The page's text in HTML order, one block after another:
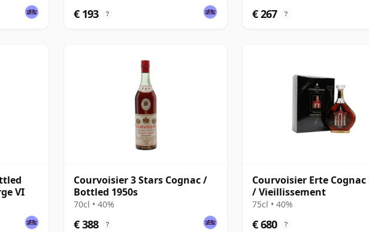
€ 193 ? € 267 ?
VI
Courvoisier 3 Stars Cognac /
Bottled 1950s
70cl • 40%
€ 388 ?
Courvoisier Erte Cognac
/ Vieillissement
75cl • 40%
€ 680 ?